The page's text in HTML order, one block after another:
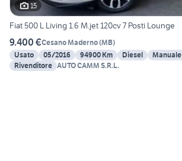
15
Fiat 500 L Living 1.6 M.jet 120cv 7 Posti Lounge
9.400 €Cesano Maderno(MB)
Usato
05/2016 94900 Km Diesel Manuale
Rivenditore AUTO CAMM S.R.L.